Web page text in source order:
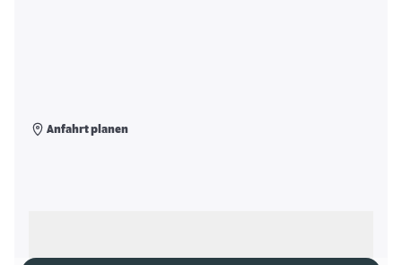
Anfahrt planen